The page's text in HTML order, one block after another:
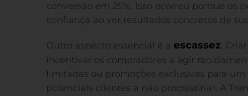
conversão em 25%. Isso ocorreu porque os
confiança ao ver resultados concretos de
Outro aspecto essencial é a escassez.
incentivar os compradores a agir
limitadas ou promoções exclusivas para
potenciais clientes a não procrastinar. A